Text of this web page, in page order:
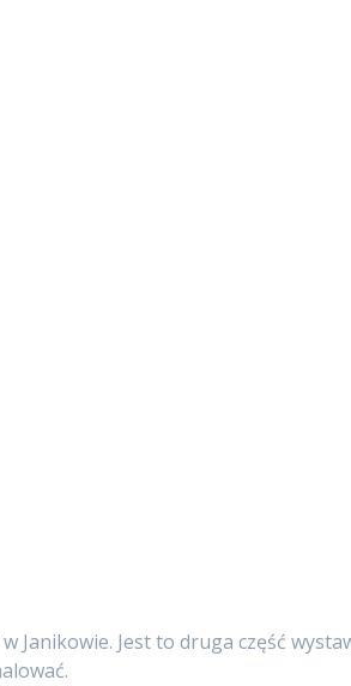
Janikowie. Jest to druga część